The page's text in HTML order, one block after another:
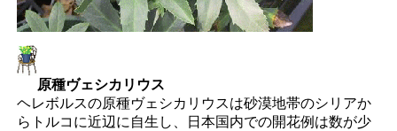
原種ヴェシカリウス
ヘレボルスの原種ヴェシカリウスは砂漠地帯のシリアか
らトルコに近辺に自生し、日本国内での開花例は数が少